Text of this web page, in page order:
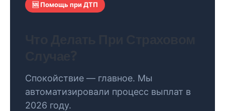
🆘 Помощь при ДТП
Спокойствие — главное. Мы
автоматизировали процесс выплат в
2026 году.